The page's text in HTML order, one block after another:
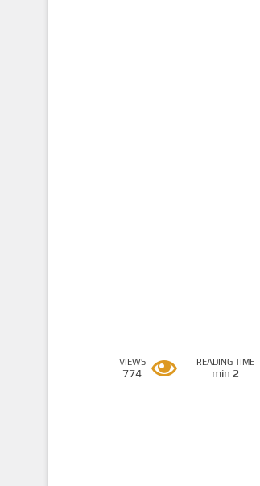
READING TIME
2 min
VIEWS
774